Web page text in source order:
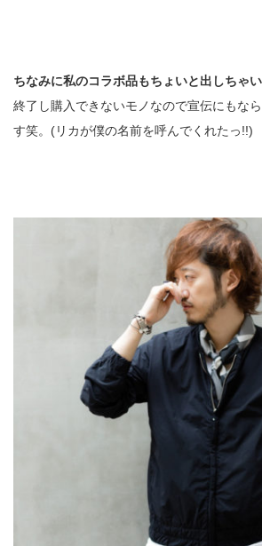
ちなみに私のコラボ品もちょいと出しちゃい
終了し購入できないモノなので宣伝にもな
す笑。(リカが僕の名前を呼んでくれたっ!!)